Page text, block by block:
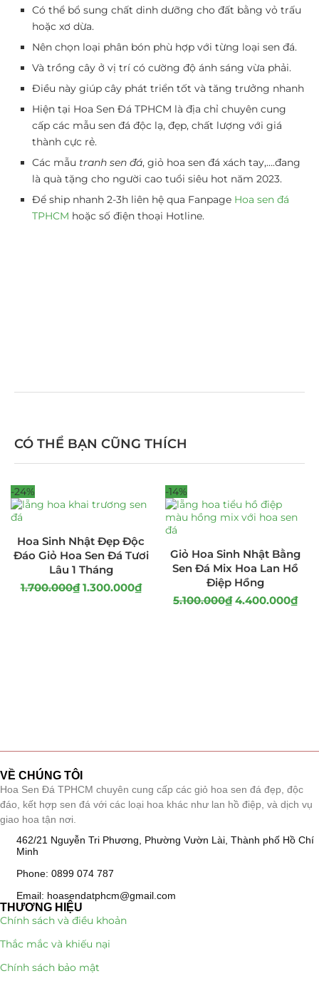
Có thể bổ sung chất dinh dưỡng cho đất bằng vỏ trấu
hoặc xơ dừa.
Nên chọn loại phân bón phù hợp với từng loại sen đá.
Và trồng cây ở vị trí có cường độ ánh sáng vừa phải.
Điều này giúp cây phát triển tốt và tăng trưởng nhanh
Hiện tại Hoa Sen Đá TPHCM là địa chỉ chuyên cung
cấp các mẫu sen đá độc lạ, đẹp, chất lượng với giá
thành cực rẻ.
Các mẫu tranh sen đá, giỏ hoa sen đá xách tay,….đang
là quà tặng cho người cao tuổi siêu hot năm 2023.
Để ship nhanh 2-3h liên hệ qua Fanpage Hoa sen đá
TPHCM hoặc số điện thoại Hotline.
CÓ THỂ BẠN CŨNG THÍCH
-24%
Hoa Sinh Nhật Đẹp Độc
Đáo Giỏ Hoa Sen Đá Tươi
Lâu 1 Tháng
1.700.000₫ 1.300.000₫
-14%
Giỏ Hoa Sinh Nhật Bằng
Sen Đá Mix Hoa Lan Hồ
Điệp Hồng
5.100.000₫ 4.400.000₫
VỀ CHÚNG TÔI
Hoa Sen Đá TPHCM chuyên cung cấp các giỏ hoa sen đá đẹp, độc
đáo, kết hợp sen đá với các loại hoa khác như lan hồ điệp, và dịch vụ
giao hoa tận nơi.
462/21 Nguyễn Tri Phương, Phường Vườn Lài, Thành phố Hồ Chí
Minh
Phone: 0899 074 787
Email: hoasendatphcm@gmail.com
THƯƠNG HIỆU
Chính sách và điều khoản
Thắc mắc và khiếu nại
Chính sách bảo mật